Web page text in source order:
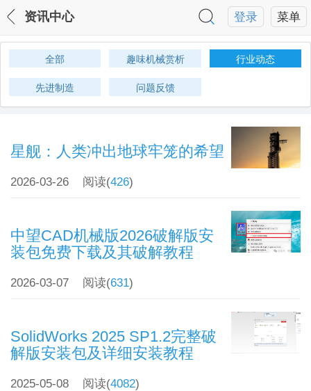
菜单
登录
资讯中心
全部 趣味机械赏析 行业动态
先进制造 问题反馈
星舰：人类冲出地球牢笼的希望
2026-03-26 阅读(426)
中望CAD机械版2026破解版安
装包免费下载及其破解教程
2026-03-07 阅读(631)
SolidWorks 2025 SP1.2完整破
解版安装包及详细安装教程
2025-05-08 阅读(4082)